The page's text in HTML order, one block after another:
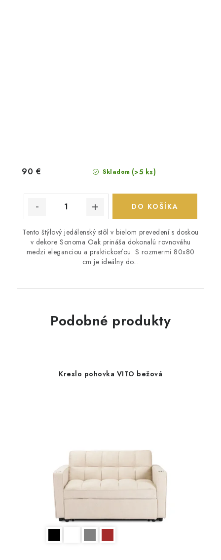
Skladom (>5 ks)
90 €
DO KOŠÍKA
Tento štýlový jedálenský stôl v bielom prevedení s doskou
v dekore Sonoma Oak prináša dokonalú rovnováhu
medzi eleganciou a praktickosťou. S rozmermi 80x80
cm je ideálny do...
Podobné produkty
Kreslo pohovka VITO bežová